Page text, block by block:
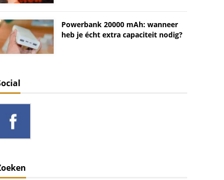
Powerbank 20000 mAh: wanneer
heb je écht extra capaciteit nodig?